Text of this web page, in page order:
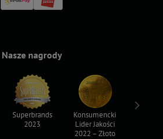
Nasze nagrody
Superbrands
2023
Konsumencki
Lider Jakości
2022 – Złoto